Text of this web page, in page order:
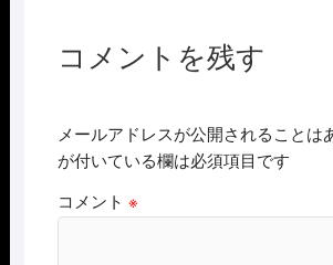
コメントを残す
メールアドレスが公開されることは
が付いている欄は必須項目です
コメント ※